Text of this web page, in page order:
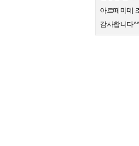
감사합니다^^